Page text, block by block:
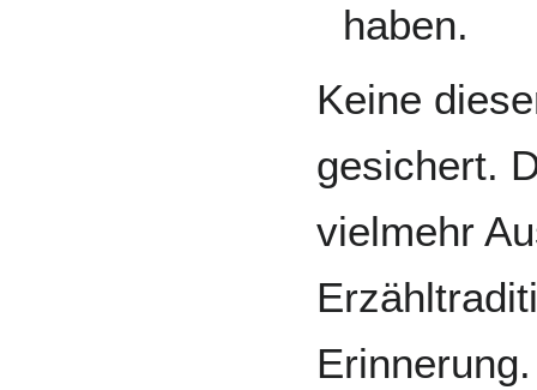
haben.
Keine
gesichert.
vielmehr
Erinnerung.